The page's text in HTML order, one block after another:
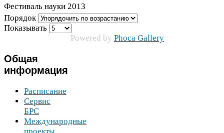
Фестиваль науки 2013
Порядок
Показывать
Pow­ered byPhoca Gallery
Общая
информация
Расписание
Сервис
БРС
Международные